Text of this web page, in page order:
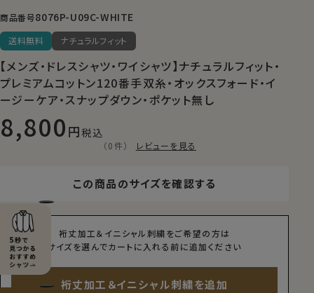
商品番号8076P-U09C-WHITE
送料無料 ナチュラルフィット
【メンズ・ドレスシャツ・ワイシャツ】ナチュラルフィット・
プレミアムコットン120番手双糸・オックスフォード・イ
ージーケア・スナップダウン・ポケット無し
8,800 税込
（0件） レビューを見る
この商品のサイズを確認する
裄丈加工＆イニシャル刺繍をご希望の方は
サイズを選んでカートに入れる前に追加ください
裄丈加工＆イニシャル刺繍を追加